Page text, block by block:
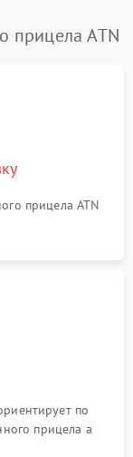
прицела ATN
прицела ATN
по
прицела а